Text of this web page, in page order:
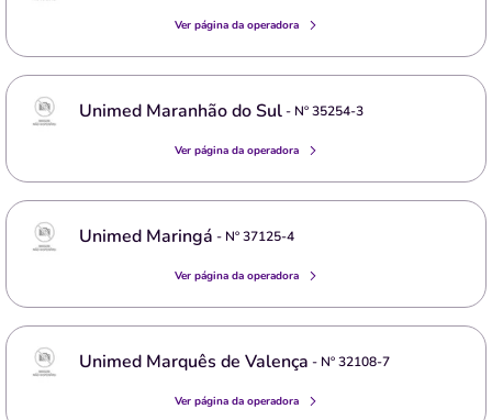
Ver página da operadora
Unimed Maranhão do Sul- Nº35254-3
Ver página da operadora
Unimed Maringá - Nº37125-4
Ver página da operadora
Unimed Marquês de Valença - Nº32108-7
Ver página da operadora